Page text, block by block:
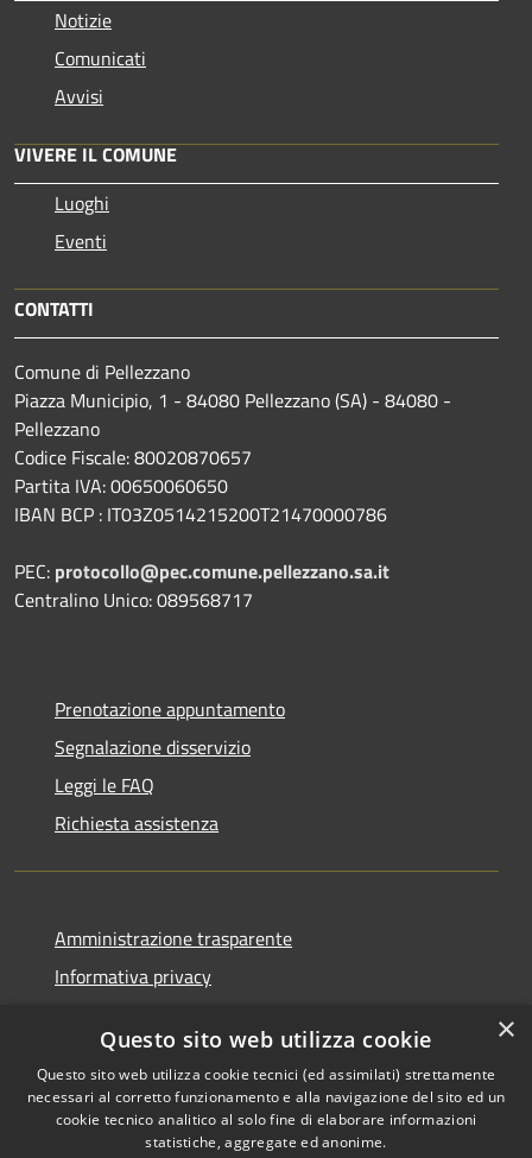
Notizie
Comunicati
Avvisi
VIVERE IL COMUNE
Luoghi
Eventi
CONTATTI
Comune di Pellezzano
Piazza Municipio, 1 - 84080 Pellezzano (SA) - 84080 -
Pellezzano
Codice Fiscale: 80020870657
Partita IVA: 00650060650
IBAN BCP : IT03Z0514215200T21470000786
PEC: protocollo@pec.comune.pellezzano.sa.it
Centralino Unico: 089568717
Prenotazione appuntamento
Segnalazione disservizio
Leggi le FAQ
Richiesta assistenza
Amministrazione trasparente
Informativa privacy
Dichiarazione di accessibilità
×
Questo sito web utilizza cookie
Questo sito web utilizza cookie tecnici (ed assimilati) strettamente
necessari al corretto funzionamento e alla navigazione del sito ed un
cookie tecnico analitico al solo fine di elaborare informazioni
statistiche, aggregate ed anonime.